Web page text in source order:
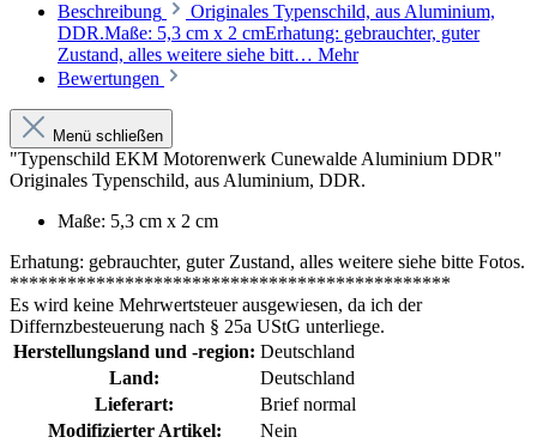
Beschreibung
Originales Typenschild, aus Aluminium,
DDR.Maße: 5,3 cm x 2 cmErhatung: gebrauchter, guter
Zustand, alles weitere siehe bitt… Mehr
Bewertungen
Menü schließen
"Typenschild EKM Motorenwerk Cunewalde Aluminium DDR"
Originales Typenschild, aus Aluminium, DDR.
Maße: 5,3 cm x 2 cm
Erhatung: gebrauchter, guter Zustand, alles weitere siehe bitte Fotos.
**********************************************
Es wird keine Mehrwertsteuer ausgewiesen, da ich der
Differnzbesteuerung nach § 25a UStG unterliege.
Herstellungsland und -region: Deutschland
Land:
Deutschland
Lieferart:
Brief normal
Modifizierter Artikel:
Nein